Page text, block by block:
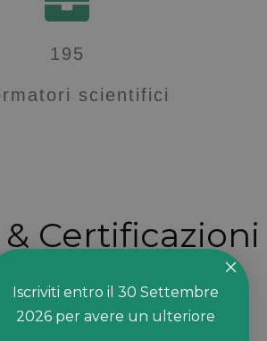
195
scientifici
Certificazioni
Iscriviti entro il 30 Settembre
2026 per avere un ulteriore